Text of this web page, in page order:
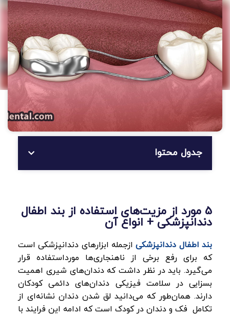
5 مورد از مزیت‌های استفاده از بند اطفال
دندانپزشکی + انواع آن
بند اطفال دندانپزشکی ازجمله ابزارهای دندانپزشکی است
که برای رفع برخی از ناهنجاری‌ها مورداستفاده قرار
می‌گیرد. باید در نظر داشت که دندان‌های شیری اهمیت
بسزایی در سلامت فیزیکی دندان‌های دائمی کودکان
دارند. همان‌طور که می‌دانید لق شدن دندان نشانه‌ای از
تکامل فک و دندان در کودک است که ادامه این فرایند با
جدول محتوا